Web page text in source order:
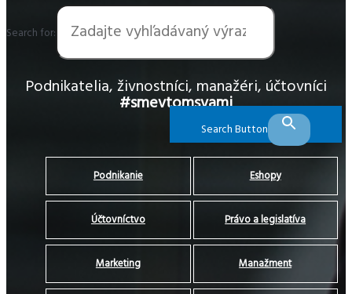
Search for:
Search Button
Podnikatelia, živnostníci, manažéri, účtovníci
#smevtomsvami
Podnikanie Eshopy
Účtovníctvo Právo a legislatíva
Marketing Manažment